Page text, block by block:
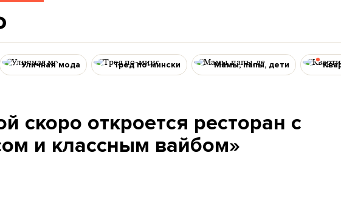
Уличная мода Тред по-мински Мамы, папы, дети
скоро откроется ресторан с
и классным вайбом»